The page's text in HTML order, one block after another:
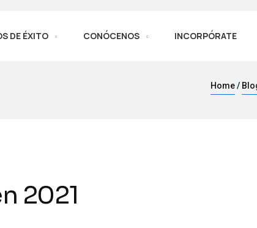
DE ÉXITO CONÓCENOS INCORPÓRATE
Home
2021